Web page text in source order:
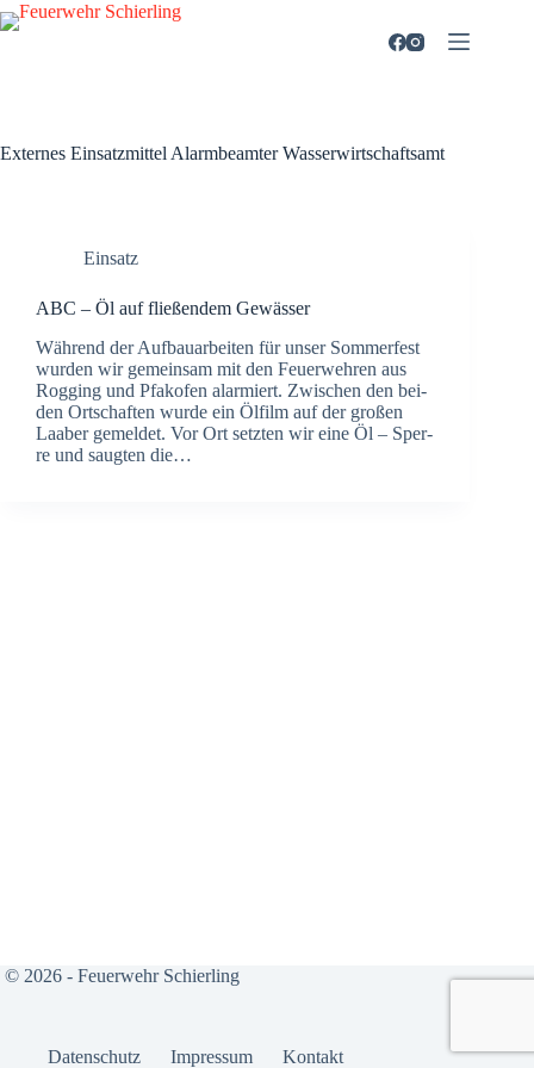
Zum
Inhalt
Externes Einsatzmittel Alarmbeamter Wasserwirtschaftsamt
Einsatz
ABC – Öl auf flie­ßen­dem Gewäs­ser
Wäh­rend der Auf­bau­ar­bei­ten für unser Som­mer­fest
wur­den wir gemein­sam mit den Feu­er­weh­ren aus
Rog­ging und Pfakofen alar­miert. Zwi­schen den bei­
den Ort­schaf­ten wur­de ein Ölfilm auf der gro­ßen
Laaber gemel­det. Vor Ort setz­ten wir eine Öl – Sper­
re und saug­ten die…
© 2026 - Feuerwehr Schierling
Daten­schutz Impres­sum Kon­takt